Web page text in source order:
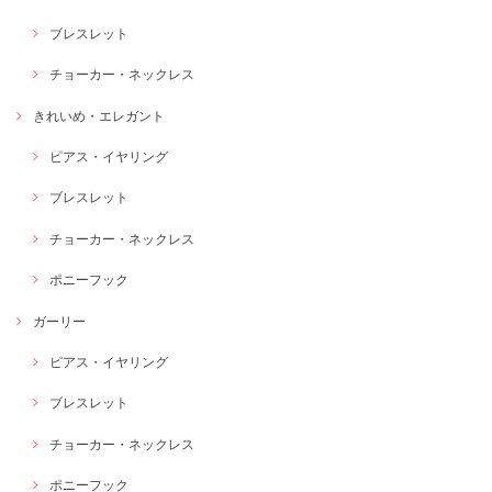
ブレスレット
チョーカー・ネックレス
きれいめ・エレガント
ピアス・イヤリング
ブレスレット
チョーカー・ネックレス
ポニーフック
ガーリー
ピアス・イヤリング
ブレスレット
チョーカー・ネックレス
ポニーフック